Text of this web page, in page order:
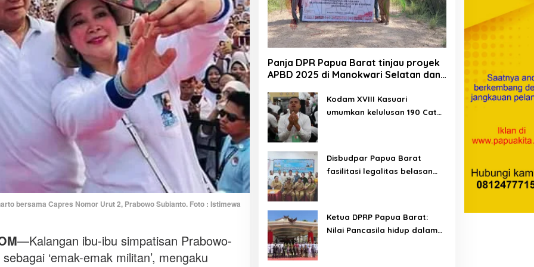
bersama Capres Nomor Urut 2, Prabowo Subianto. Foto : Istimewa
—Kalangan ibu-ibu simpatisan Prabowo-
‘emak-emak militan’, mengaku
Panja DPR Papua Barat tinjau proyek
APBD 2025 di Manokwari Selatan dan
Kodam XVIII Kasuari
umumkan kelulusan 190 Cata
Disbudpar Papua Barat
fasilitasi legalitas belasan
Ketua DPRP Papua Barat:
Nilai Pancasila hidup dalam